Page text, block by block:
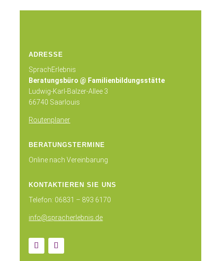
ADRESSE
SprachErlebnis
Beratungsbüro @ Familienbildungsstätte
Ludwig-Karl-Balzer-Allee 3
66740 Saarlouis
Routenplaner
BERATUNGSTERMINE
Online nach Vereinbarung
KONTAKTIEREN SIE UNS
Telefon: 06831 – 893 6170
info@spracherlebnis.de